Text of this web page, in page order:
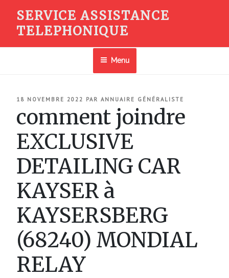
contenu
SERVICE ASSISTANCE
TELEPHONIQUE
Menu
PUBLIÉ
18 NOVEMBRE 2022 PAR ANNUAIRE GÉNÉRALISTE
comment joindre
EXCLUSIVE
DETAILING CAR
KAYSER à
KAYSERSBERG
(68240) MONDIAL
RELAY